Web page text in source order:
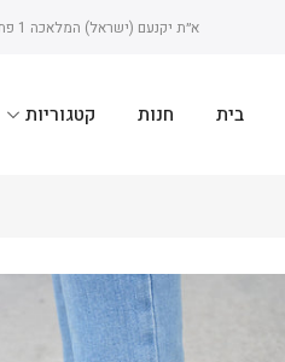
א״ת יקנעם (ישראל) המלאכה 1 פתוח בימים א-ה 09:00-18:00 יום ו 08:00-13:00
בית חנות קטגוריות